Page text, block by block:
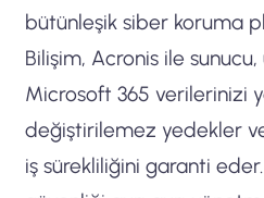
bütünleşik siber koruma
Bilişim, Acronis ile
Microsoft 365 verilerinizi
değiştirilemez yedekler
iş sürekliliğini garanti